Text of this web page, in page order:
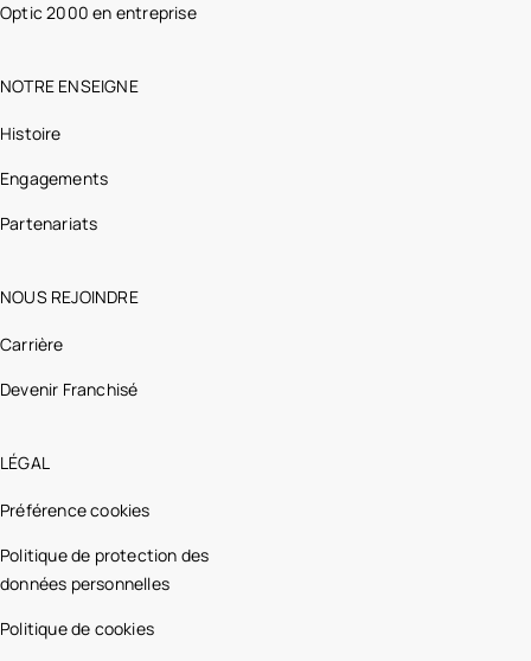
Optic 2000 en entreprise
NOTRE ENSEIGNE
Histoire
Engagements
Partenariats
NOUS REJOINDRE
Carrière
Devenir Franchisé
LÉGAL
Préférence cookies
Politique de protection des
données personnelles
Politique de cookies